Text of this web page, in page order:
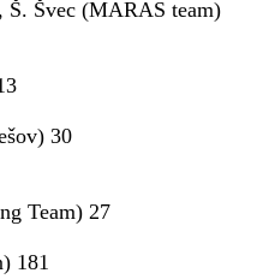
Š. Švec (MARAS team)
30
Team) 27
181